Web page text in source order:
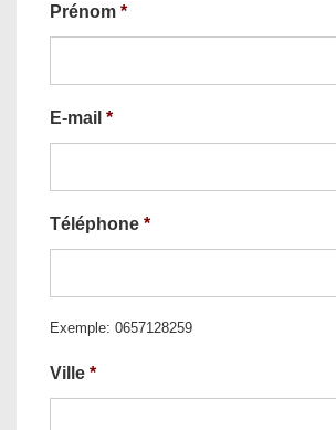
Prénom *
E-mail *
Téléphone *
Exemple: 0657128259
Ville *